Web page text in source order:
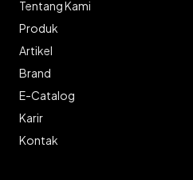
Tentang Kami
Produk
Artikel
Brand
E-Catalog
Karir
Kontak